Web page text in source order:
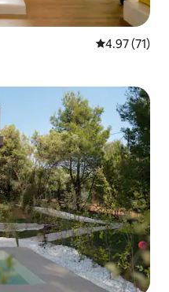
평점 4.97점
4.97 (71)